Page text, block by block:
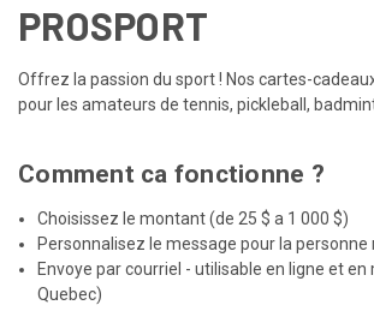
PROSPORT
Offrez la passion du sport ! Nos cartes-
pour les amateurs de tennis, pickleball,
Comment ca fonctionne ?
Choisissez le montant (de 25 $ a 1 000 $)
Personnalisez le message pour la personne
Envoye par courriel - utilisable en ligne et en
Quebec)